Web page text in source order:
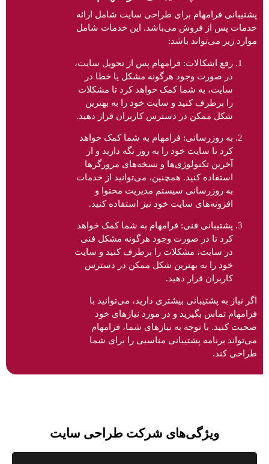
پشتیبانی فرامهام برای طراحی سایت شامل ارائه
خدمات پس از فروش می‌باشد. این خدمات شامل
موارد زیر می‌تواند باشد:
رفع اشکالات: فرامهام پس از تحویل سایت،
در صورت وجود هرگونه مشکل یا خطا در
سایت، به شما کمک خواهد کرد تا مشکلات
را برطرف کنید و سایت خود را به بهترین
شکل ممکن در دسترس کاربران قرار دهید.
به روزرسانی: فرامهام به شما کمک خواهد
کرد تا سایت خود را به روز نگه دارید و از
آخرین تکنولوژی‌ها و نسخه‌های مرورگرها
استفاده کنید. همچنین، می‌توانید از خدمات
به روزرسانی سیستم مدیریت محتوا و
افزونه‌های سایت خود نیز استفاده کنید.
پشتیبانی فنی: فرامهام به شما کمک خواهد
کرد تا در صورت وجود هرگونه مشکل فنی
در سایت، مشکلات را برطرف کنید و سایت
خود را به بهترین شکل ممکن در دسترس
کاربران قرار دهید.
اگر نیاز به پشتیبانی بیشتری دارید، می‌توانید با
فرامهام تماس بگیرید و در مورد نیازهای خود
صحبت کنید. با توجه به نیازهای شما، فرامهام
می‌تواند برنامه پشتیبانی مناسبی را برای شما
طراحی کند.
ویژگی‌های شرکت طراحی سایت